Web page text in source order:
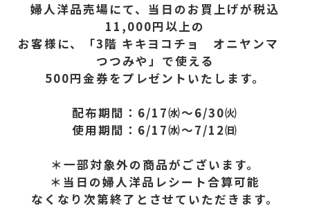
婦人洋品売場にて、当日のお買上げが税込
11,000円以上の
お客様に、「3階 キキヨコチョ オニヤンマ
つつみや」で使える
500円金券をプレゼントいたします。
配布期間：6/17㈬～6/30㈫
使用期間：6/17㈬～7/12㈰
＊一部対象外の商品がございます。
＊当日の婦人洋品 レシート合算可能
なくなり次第終了とさせていただきます。